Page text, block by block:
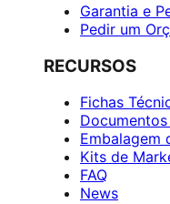
Garantia e
Pedir um
RECURSOS
Fichas
Embalagem
Kits de
FAQ
News